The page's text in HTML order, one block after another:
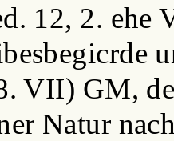
12, 2. ehe
VII) GM,
Natur